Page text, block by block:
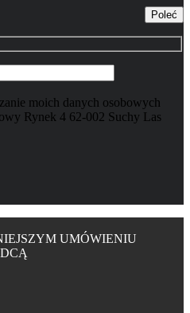
Poleć
moich danych osobowych
Rynek 4 62-002 Suchy Las
UMÓWIENIU